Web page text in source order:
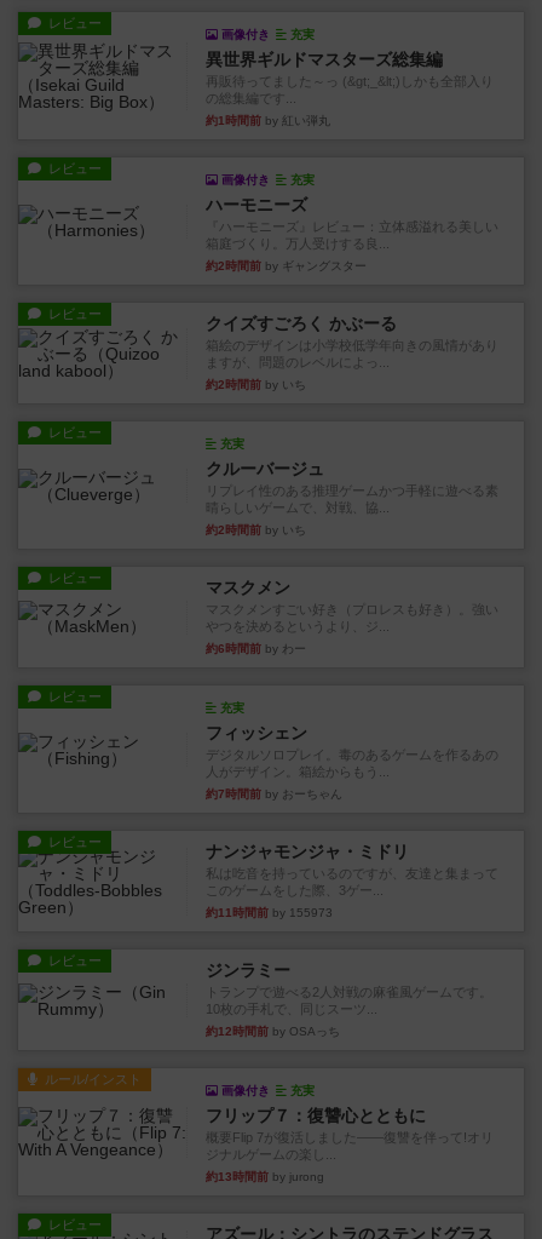
レビュー
画像付き 充実
異世界ギルドマスターズ総集編
再販待ってました～っ (&gt;_&lt;)しかも全部入り
の総集編です...
約1時間前 by 紅い弾丸
レビュー
画像付き 充実
ハーモニーズ
『ハーモニーズ』レビュー：立体感溢れる美しい
箱庭づくり。万人受けする良...
約2時間前 by ギャングスター
レビュー クイズすごろく かぶーる
箱絵のデザインは小学校低学年向きの風情があり
ますが、問題のレベルによっ...
約2時間前 by いち
レビュー
充実
クルーバージュ
リプレイ性のある推理ゲームかつ手軽に遊べる素
晴らしいゲームで、対戦、協...
約2時間前 by いち
レビュー マスクメン
マスクメンすごい好き（プロレスも好き）。強い
やつを決めるというより、ジ...
約6時間前 by わー
レビュー
充実
フィッシェン
デジタルソロプレイ。毒のあるゲームを作るあの
人がデザイン。箱絵からもう...
約7時間前 by おーちゃん
レビュー ナンジャモンジャ・ミドリ
私は吃音を持っているのですが、友達と集まって
このゲームをした際、3ゲー...
約11時間前 by 155973
レビュー ジンラミー
トランプで遊べる2人対戦の麻雀風ゲームです。
10枚の手札で、同じスーツ...
約12時間前 by OSAっち
ルール/インスト
画像付き 充実
フリップ７：復讐心とともに
概要Flip 7が復活しました――復讐を伴って!オリ
ジナルゲームの楽し...
約13時間前 by jurong
レビュー アズール：シントラのステンドグラス